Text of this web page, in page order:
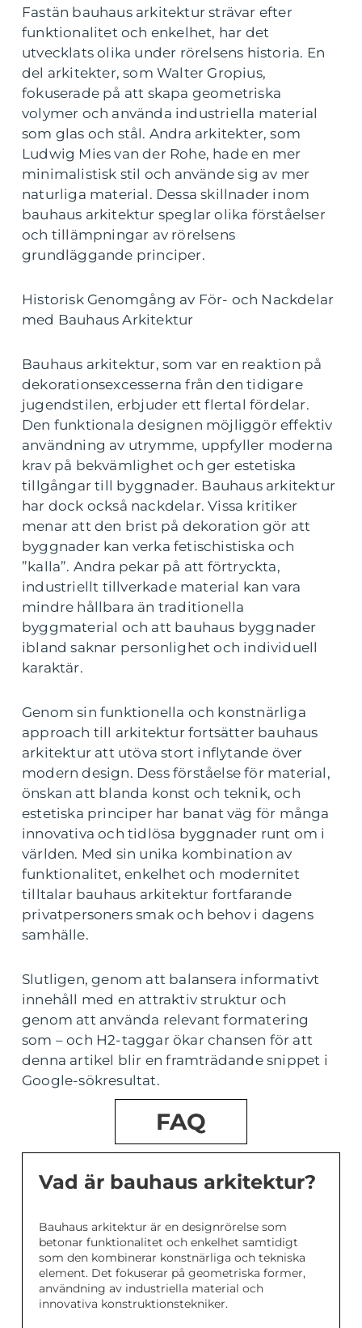
Fastän bauhaus arkitektur strävar efter
funktionalitet och enkelhet, har det
utvecklats olika under rörelsens historia. En
del arkitekter, som Walter Gropius,
fokuserade på att skapa geometriska
volymer och använda industriella material
som glas och stål. Andra arkitekter, som
Ludwig Mies van der Rohe, hade en mer
minimalistisk stil och använde sig av mer
naturliga material. Dessa skillnader inom
bauhaus arkitektur speglar olika förståelser
och tillämpningar av rörelsens
grundläggande principer.
Historisk Genomgång av För- och Nackdelar
med Bauhaus Arkitektur
Bauhaus arkitektur, som var en reaktion på
dekorationsexcesserna från den tidigare
jugendstilen, erbjuder ett flertal fördelar.
Den funktionala designen möjliggör effektiv
användning av utrymme, uppfyller moderna
krav på bekvämlighet och ger estetiska
tillgångar till byggnader. Bauhaus arkitektur
har dock också nackdelar. Vissa kritiker
menar att den brist på dekoration gör att
byggnader kan verka fetischistiska och
”kalla”. Andra pekar på att förtryckta,
industriellt tillverkade material kan vara
mindre hållbara än traditionella
byggmaterial och att bauhaus byggnader
ibland saknar personlighet och individuell
karaktär.
Genom sin funktionella och konstnärliga
approach till arkitektur fortsätter bauhaus
arkitektur att utöva stort inflytande över
modern design. Dess förståelse för material,
önskan att blanda konst och teknik, och
estetiska principer har banat väg för många
innovativa och tidlösa byggnader runt om i
världen. Med sin unika kombination av
funktionalitet, enkelhet och modernitet
tilltalar bauhaus arkitektur fortfarande
privatpersoners smak och behov i dagens
samhälle.
Slutligen, genom att balansera informativt
innehåll med en attraktiv struktur och
genom att använda relevant formatering
som – och H2-taggar ökar chansen för att
denna artikel blir en framträdande snippet i
Google-sökresultat.
FAQ
Vad är bauhaus arkitektur?
Bauhaus arkitektur är en designrörelse som
betonar funktionalitet och enkelhet samtidigt
som den kombinerar konstnärliga och tekniska
element. Det fokuserar på geometriska former,
användning av industriella material och
innovativa konstruktionstekniker.